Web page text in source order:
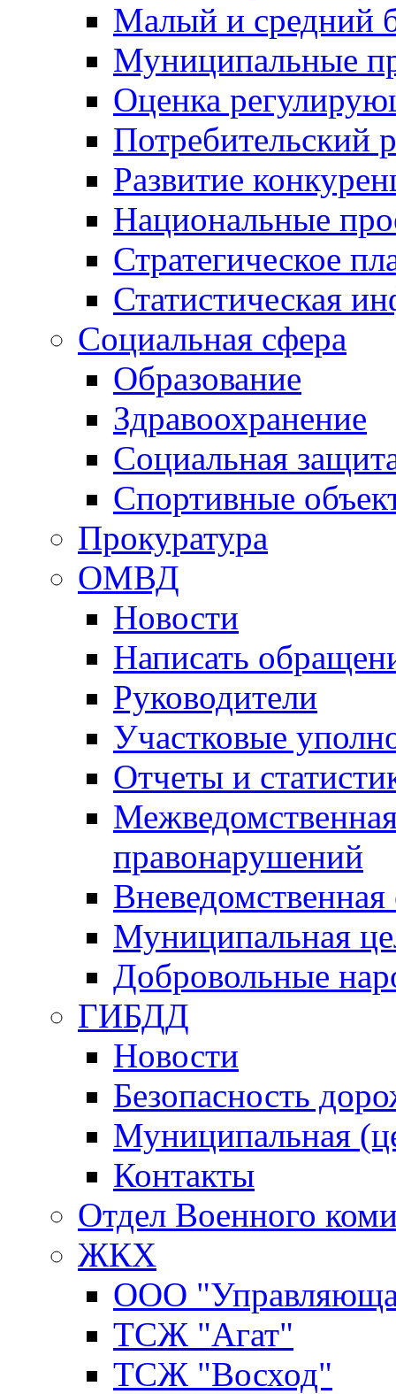
Малый и средний
Муниципальные
Оценка
Потребительский
Развитие
Национальные
Стратегическое
Статистическая
Социальная сфера
Образование
Здравоохранение
Социальная
Спортивные
Прокуратура
ОМВД
Новости
Написать
Руководители
Участковые
Отчеты и
правонарушений
Вневедомственная
Муниципальная
Добровольные
ГИБДД
Новости
Безопасность
Муниципальная
Контакты
Отдел Военного
ЖКХ
ООО
ТСЖ "Агат"
ТСЖ "Восход"